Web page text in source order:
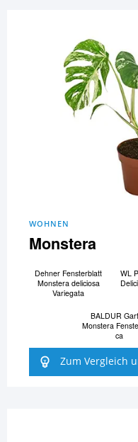
WOHNEN
Monstera
Dehner Fensterblatt
Monstera deliciosa
Variegata
WL
BALDUR
Monstera
ca
Zum Vergleich